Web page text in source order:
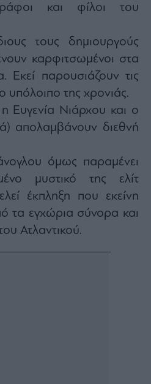
και φίλοι του
τους δημιουργούς
καρφιτσωμένοι στα
Εκεί παρουσιάζουν τις
υπόλοιπο της χρονιάς.
Ευγενία Νιάρχου και ο
απολαμβάνουν διεθνή
όμως παραμένει
μυστικό της ελίτ
έκπληξη που εκείνη
τα εγχώρια σύνορα και
Ατλαντικού.